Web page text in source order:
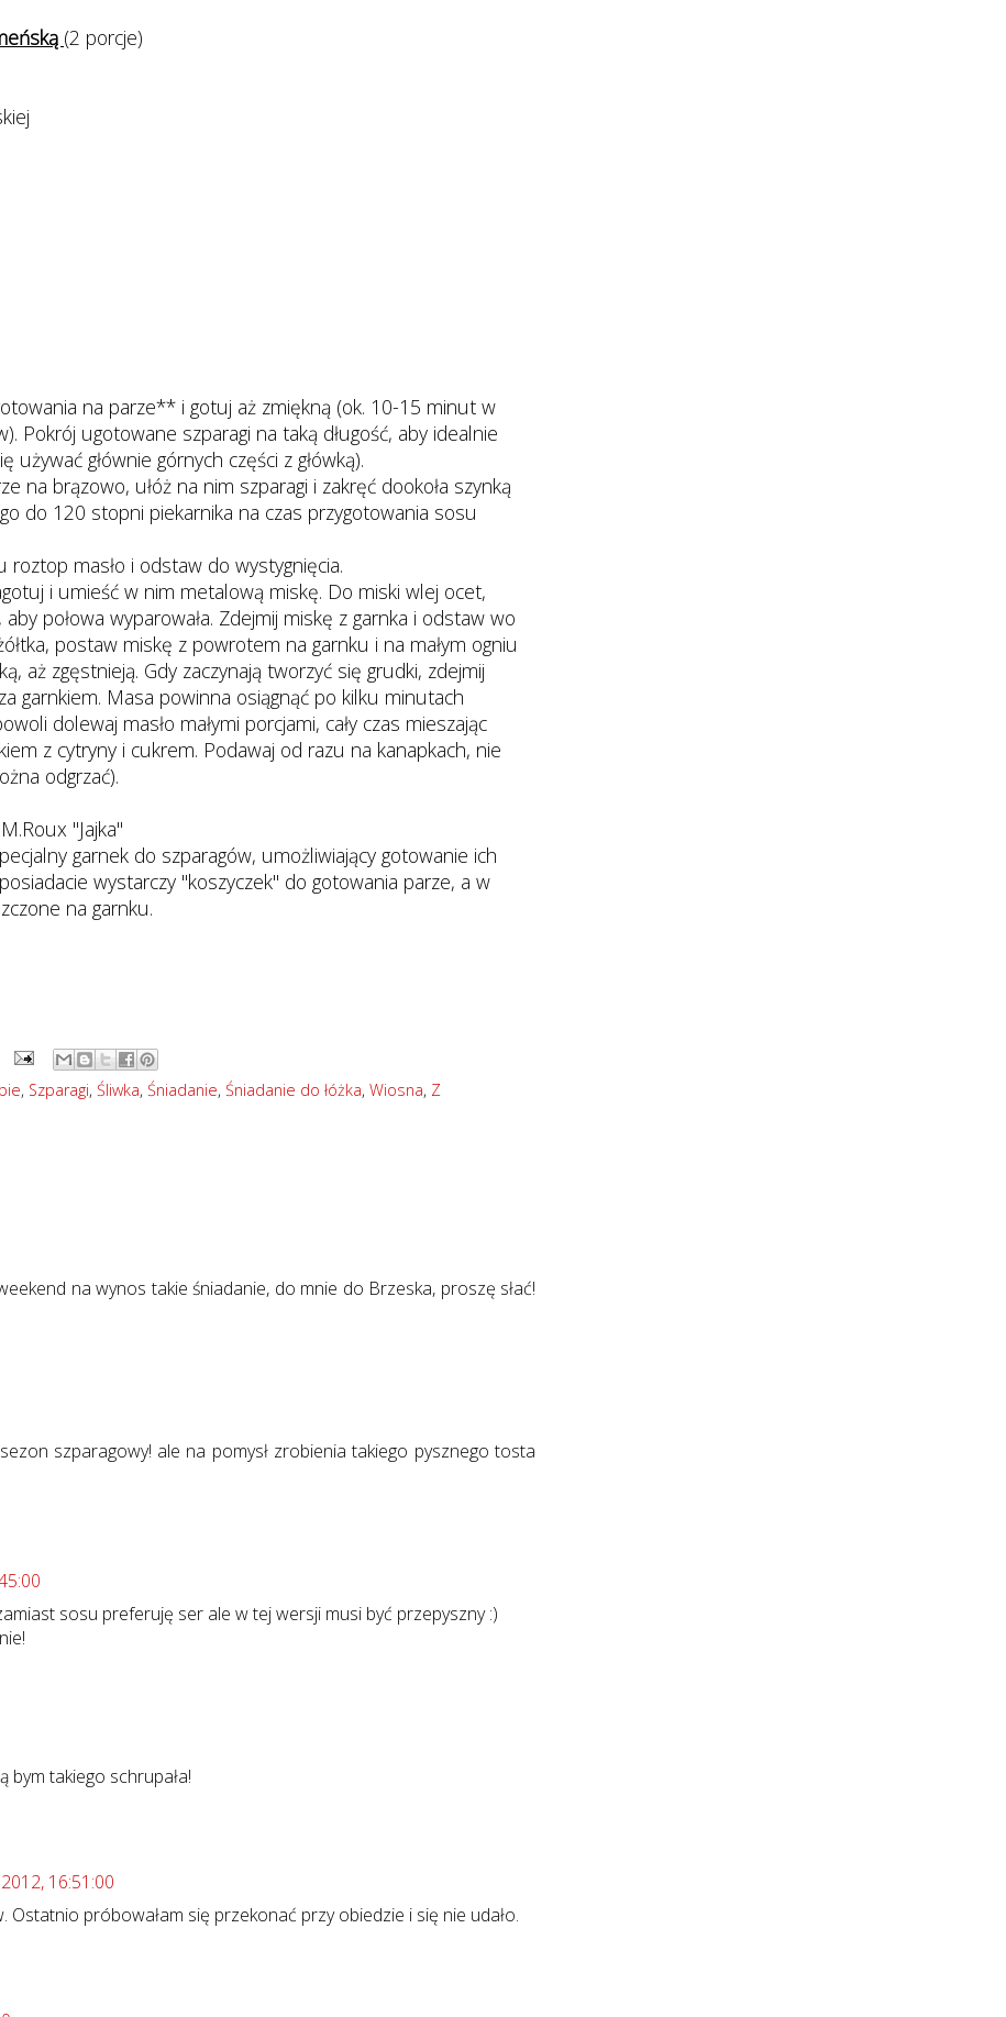
(2 porcje)
na parze** i gotuj aż zmiękną (ok. 10-15 minut w
Pokrój ugotowane szparagi na taką długość, aby idealnie
używać głównie górnych części z główką).
na brązowo, ułóż na nim szparagi i zakręć dookoła szynką
do 120 stopni piekarnika na czas przygotowania sosu
roztop masło i odstaw do wystygnięcia.
i umieść w nim metalową miskę. Do miski wlej ocet,
połowa wyparowała. Zdejmij miskę z garnka i odstaw wo
postaw miskę z powrotem na garnku i na małym ogniu
aż zgęstnieją. Gdy zaczynają tworzyć się grudki, zdejmij
garnkiem. Masa powinna osiągnąć po kilku minutach
dolewaj masło małymi porcjami, cały czas mieszając
z cytryny i cukrem. Podawaj od razu na kanapkach, nie
odgrzać).
"Jajka"
garnek do szparagów, umożliwiający gotowanie ich
wystarczy "koszyczek" do gotowania parze, a w
na garnku.
, Szparagi, Śliwka, Śniadanie, Śniadanie do łóżka, Wiosna, Z
na wynos takie śniadanie, do mnie do Brzeska, proszę słać!
szparagowy! ale na pomysł zrobienia takiego pysznego tosta
sosu preferuję ser ale w tej wersji musi być przepyszny :)
bym takiego schrupała!
16:51:00
Ostatnio próbowałam się przekonać przy obiedzie i się nie udało.